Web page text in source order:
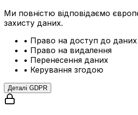
Ми повністю відповідаємо
захисту даних.
• Право на доступ до даних
• Право на видалення
• Перенесення даних
• Керування згодою
Деталі GDPR